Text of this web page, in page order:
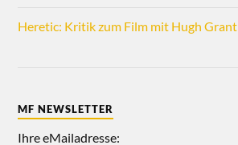
Heretic: Kritik zum Film mit Hugh Grant
MF NEWSLETTER
Ihre eMailadresse: